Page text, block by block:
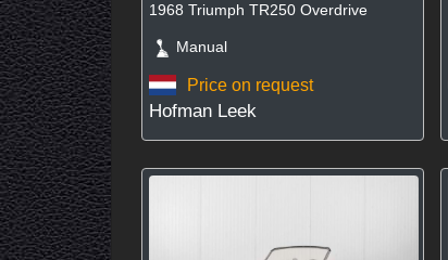
1968 Triumph TR250 Overdrive
Manual
Price on request
Hofman Leek